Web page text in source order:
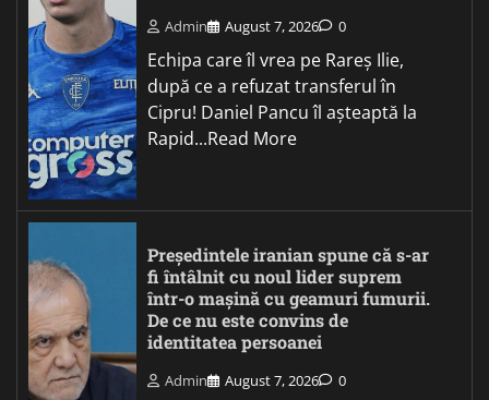
Admin August 7, 2026 0
Echipa care îl vrea pe Rareș Ilie,
după ce a refuzat transferul în
Cipru! Daniel Pancu îl așteaptă la
Rapid...Read More
Președintele iranian spune că s-ar
fi întâlnit cu noul lider suprem
într-o mașină cu geamuri fumurii.
De ce nu este convins de
identitatea persoanei
Admin August 7, 2026 0